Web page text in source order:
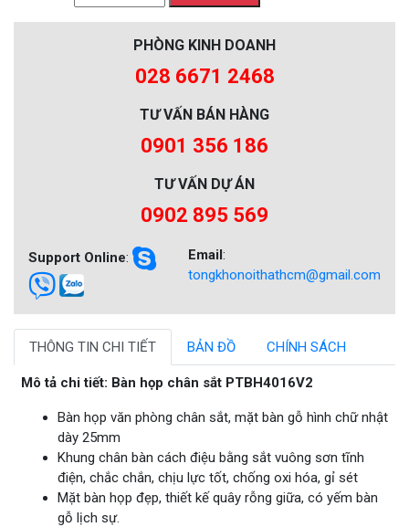
PHÒNG KINH DOANH
028 6671 2468
TƯ VẤN BÁN HÀNG
0901 356 186
TƯ VẤN DỰ ÁN
0902 895 569
Support Online: Email:
tongkhonoithathcm@gmail.com
THÔNG TIN CHI TIẾT BẢN ĐỒ CHÍNH SÁCH
Mô tả chi tiết: Bàn họp chân sắt PTBH4016V2
Bàn họp văn phòng chân sắt, mặt bàn gỗ hình chữ nhật
dày 25mm
Khung chân bàn cách điệu bằng sắt vuông sơn tĩnh
điện, chắc chắn, chịu lực tốt, chống oxi hóa, gỉ sét
Mặt bàn họp đẹp, thiết kế quây rỗng giữa, có yếm bàn
gỗ lịch sự.